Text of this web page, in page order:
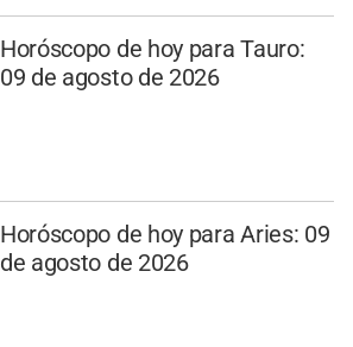
Horóscopo de hoy para Tauro:
09 de agosto de 2026
Horóscopo de hoy para Aries: 09
de agosto de 2026